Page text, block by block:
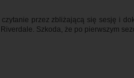
przez zbliżającą się sesję i
Szkoda, że po pierwszym